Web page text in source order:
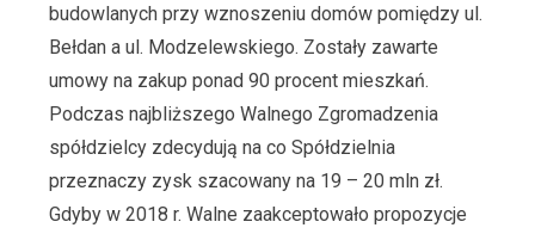
budowlanych przy wznoszeniu domów pomiędzy ul.
Bełdan a ul. Modzelewskiego. Zostały zawarte
umowy na zakup ponad 90 procent mieszkań.
Podczas najbliższego Walnego Zgromadzenia
spółdzielcy zdecydują na co Spółdzielnia
przeznaczy zysk szacowany na 19 – 20 mln zł.
Gdyby w 2018 r. Walne zaakceptowało propozycje